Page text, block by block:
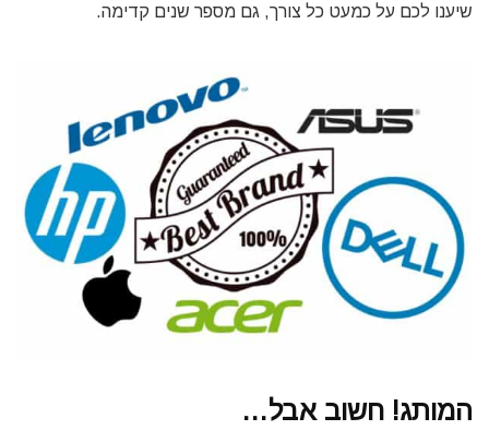
שיענו לכם על כמעט כל צורך, גם מספר שנים קדימה.
המותג! חשוב אבל…